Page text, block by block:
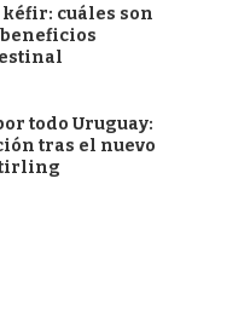
cuáles son
todo Uruguay:
tras el nuevo